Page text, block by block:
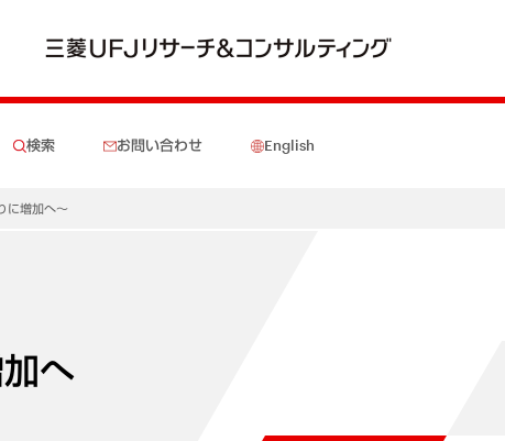
検索 お問い合わせ English
に増加へ～
へ